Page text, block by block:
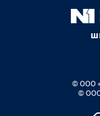
© ООО
© ООО